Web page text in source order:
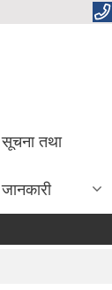
सूचना तथा
जानकारी